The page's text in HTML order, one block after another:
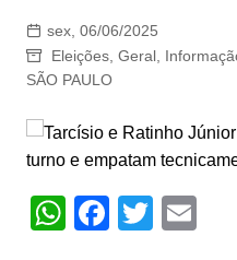
sex, 06/06/2025
Eleições, Geral,
SÃO PAULO
W F T E